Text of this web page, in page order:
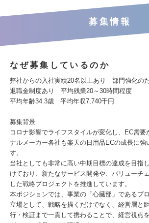
募集情報
なぜ募集しているのか
弊社からの入社実績20名以上あり 部門強化の
退職金制度あり 平均残業20～30時間程度
平均年齢34.3歳 平均年収7,740千円
募集背景
コロナ影響でライフスタイルが変化し、EC需要
ナルメーカー各社も楽天の日用品ECの成長に強
す。
当社としても非常に高い中期目標の達成を目指
けており、新たなサービス開発や、バリューチ
した戦略プロジェクトを推進しています。
本ポジションでは、事業の「心臓部」であるプ
立場として、戦略を描くだけでなく、経営層と
行・検証まで一貫して携わることで、経営視点